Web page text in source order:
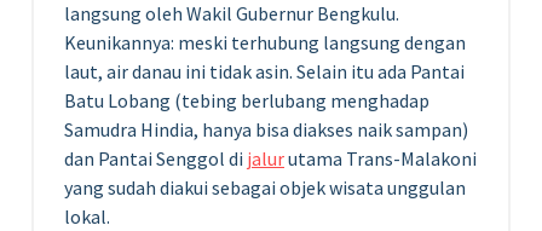
langsung oleh Wakil Gubernur Bengkulu.
Keunikannya: meski terhubung langsung dengan
laut, air danau ini tidak asin. Selain itu ada Pantai
Batu Lobang (tebing berlubang menghadap
Samudra Hindia, hanya bisa diakses naik sampan)
dan Pantai Senggol di jalurutama Trans-Malakoni
yang sudah diakui sebagai objek wisata unggulan
lokal.